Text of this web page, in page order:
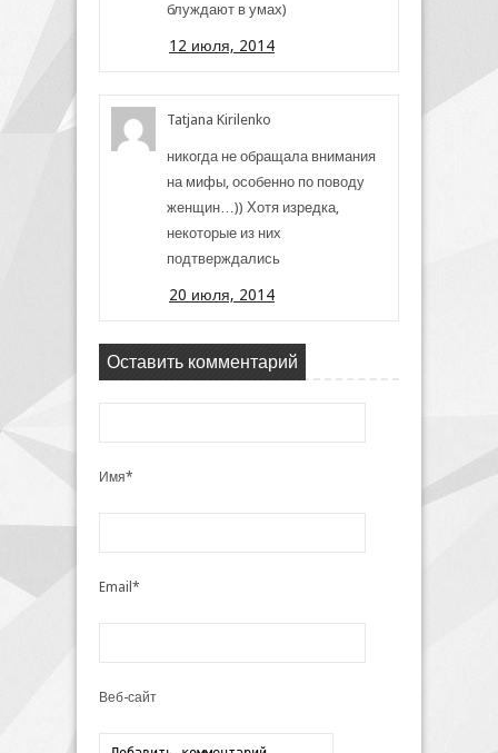
блуждают в умах)
12 июля, 2014
Tatjana Kirilenko
никогда не обращала внимания
на мифы, особенно по поводу
женщин…)) Хотя изредка,
некоторые из них
подтверждались
20 июля, 2014
Оставить комментарий
Имя*
Email*
Веб-сайт